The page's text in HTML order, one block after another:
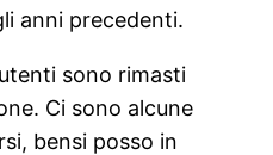
anni precedenti.
sono rimasti
Ci sono alcune
bensi posso in